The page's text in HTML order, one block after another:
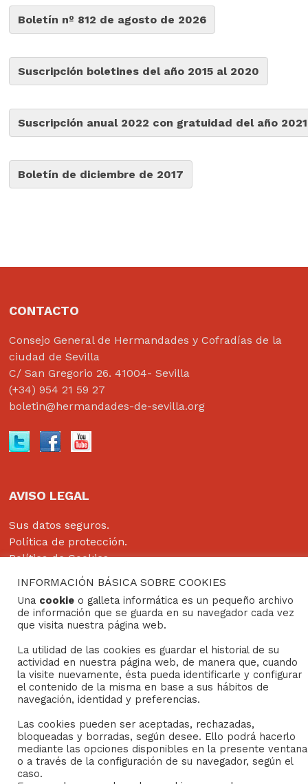
Boletín nº 812 de agosto de 2026
Suscripción boletines del año 2015 al 2020
Suscripción anual 2022 con gratuidad del año
Boletín de diciembre de 2017
CONTACTO
Consejo General de Hermandades y Cofradías de la
ciudad de Sevilla
C/ San Gregorio 26. 41004- Sevilla
(+34) 954 21 59 27
boletin@hermandades-de-sevilla.org
AVISO LEGAL
Sus datos seguros.
Política de protección.
Política de Cookies.
Copyright © 2022 Grupo Studium Formación
INFORMACIÓN BÁSICA SOBRE COOKIES
Una cookie o galleta informática es un pequeño archivo
de información que se guarda en su navegador cada vez
que visita nuestra página web.
La utilidad de las cookies es guardar el historial de su
actividad en nuestra página web, de manera que, cuando
la visite nuevamente, ésta pueda identificarle y configurar
el contenido de la misma en base a sus hábitos de
navegación, identidad y preferencias.
Las cookies pueden ser aceptadas, rechazadas,
bloqueadas y borradas, según desee. Ello podrá hacerlo
mediante las opciones disponibles en la presente ventana
o a través de la configuración de su navegador, según el
caso.